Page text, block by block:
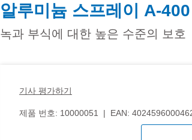
알루미늄 스프레이 A-
녹과 부식에 대한 높은 수준의 보호
기사 평가하기
제품 번호: 10000051 | EAN: